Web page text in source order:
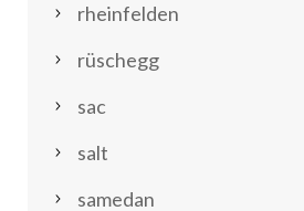
rheinfelden
rüschegg
sac
salt
samedan